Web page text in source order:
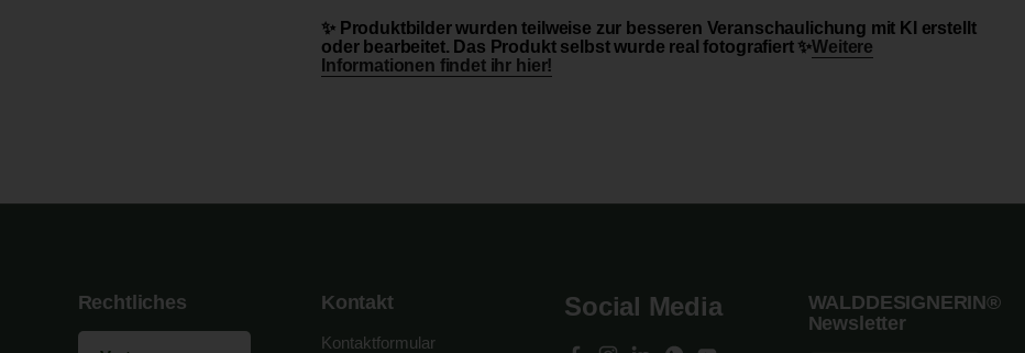
✨ Produktbilder wurden teilweise zur besseren Veranschaulichung mit KI erstellt
oder bearbeitet. Das Produkt selbst wurde real fotografiert ✨Weitere
Informationen findet ihr hier!
Rechtliches Kontakt
Kontaktformular
Social Media
WALDDESIGNERIN®
Newsletter